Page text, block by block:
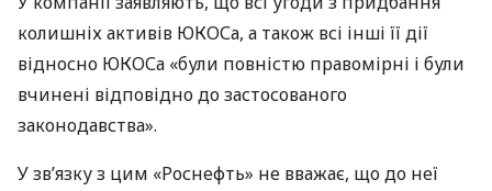
колишніх активів ЮКОСа, а також всі інші її дії
відносно ЮКОСа «були повністю правомірні і були
вчинені відповідно до застосованого
законодавства».
У зв’язку з цим «Роснефть» не вважає, що до неї